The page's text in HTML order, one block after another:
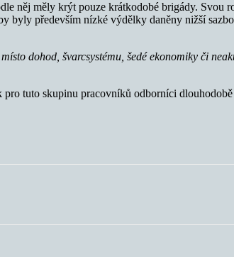
něj měly krýt pouze krátkodobé brigády. Svou
byly především nízké výdělky daněny nižší
dohod, švarcsystému, šedé ekonomiky či
tuto skupinu pracovníků odborníci